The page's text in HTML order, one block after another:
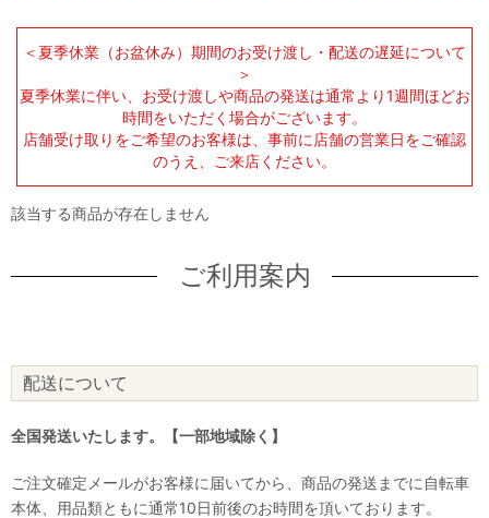
＜夏季休業（お盆休み）期間のお受け渡し・配送の遅延について
＞
夏季休業に伴い、お受け渡しや商品の発送は通常より1週間ほどお
時間をいただく場合がございます。
店舗受け取りをご希望のお客様は、事前に店舗の営業日をご確認
のうえ、ご来店ください。
該当する商品が存在しません
ご利用案内
配送について
全国発送いたします。【一部地域除く】
ご注文確定メールがお客様に届いてから、商品の発送までに自転車
本体、用品類ともに通常10日前後のお時間を頂いております。